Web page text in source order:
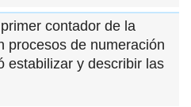
contador de la
procesos de numeración
estabilizar y describir las